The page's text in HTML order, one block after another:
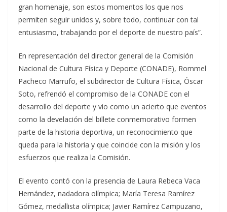
gran homenaje, son estos momentos los que nos
permiten seguir unidos y, sobre todo, continuar con tal
entusiasmo, trabajando por el deporte de nuestro país”.
En representación del director general de la Comisión
Nacional de Cultura Física y Deporte (CONADE), Rommel
Pacheco Marrufo, el subdirector de Cultura Física, Óscar
Soto, refrendó el compromiso de la CONADE con el
desarrollo del deporte y vio como un acierto que eventos
como la develación del billete conmemorativo formen
parte de la historia deportiva, un reconocimiento que
queda para la historia y que coincide con la misión y los
esfuerzos que realiza la Comisión.
El evento contó con la presencia de Laura Rebeca Vaca
Hernández, nadadora olímpica; María Teresa Ramírez
Gómez, medallista olímpica; Javier Ramírez Campuzano,